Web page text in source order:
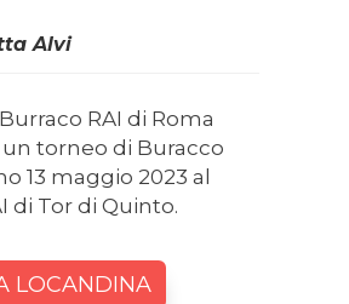
Alvi
RAI di Roma
torneo di Buracco
13 maggio 2023 al
di Tor di Quinto.
LOCANDINA